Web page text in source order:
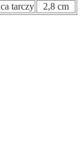
tarczy
2,8 cm